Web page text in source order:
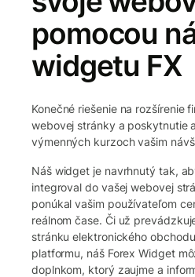
pomocou
widgetu FX
Konečné riešenie na rozšírenie
webovej stránky a poskytnutie
výmenných kurzoch vašim
Náš widget je navrhnutý tak,
integroval do vašej webovej
ponúkal vašim používateľom
reálnom čase. Či už
stránku elektronického
platformu, náš Forex Widget
doplnkom, ktorý zaujme a